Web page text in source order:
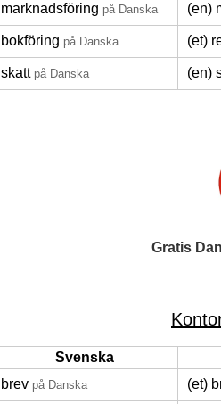
marknadsföring på Danska (en)
bokföring på Danska (et)
skatt på Danska (en)
Gratis
Svenska
brev på Danska (et)